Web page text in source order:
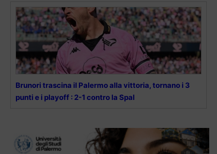
Brunori trascina il Palermo alla vittoria, tornano i 3
punti e i playoff : 2-1 contro la Spal